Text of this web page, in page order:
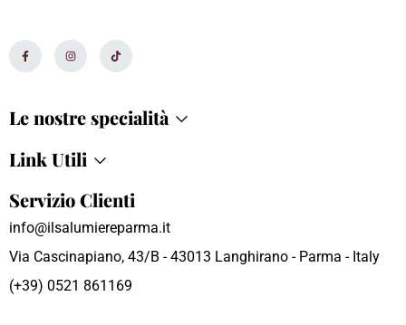
Le nostre specialità
Link Utili
Servizio Clienti
info@ilsalumiereparma.it
Via Cascinapiano, 43/B - 43013 Langhirano - Parma - Italy
(+39) 0521 861169